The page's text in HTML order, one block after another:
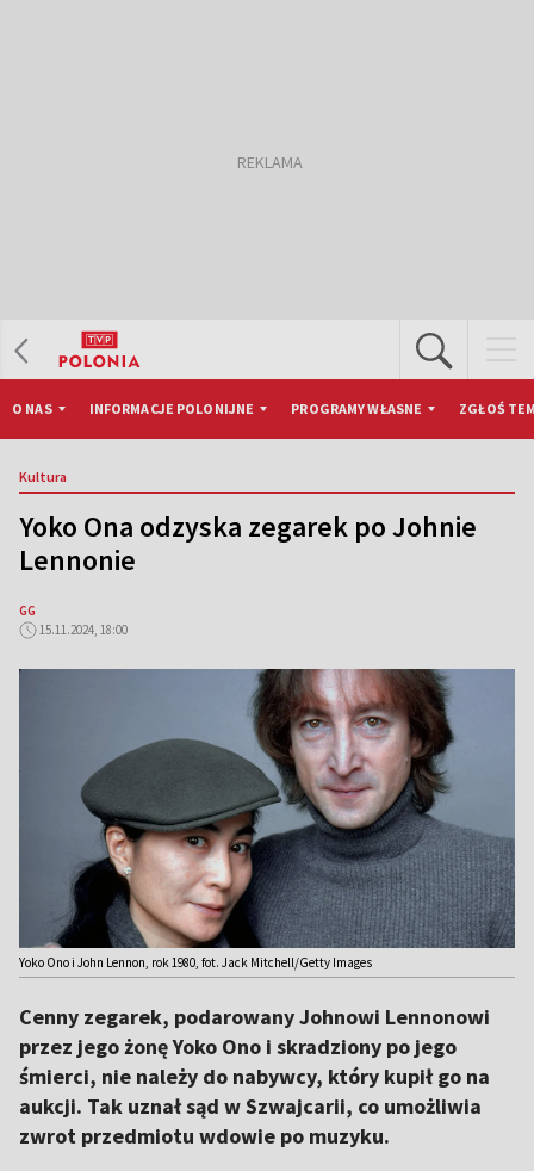
O NAS INFORMACJE POLONIJNE PROGRAMY WŁASNE ZGŁOŚ
Kultura
Yoko Ona odzyska zegarek po Johnie
Lennonie
GG
15.11.2024, 18:00
Yoko Ono i John Lennon, rok 1980, fot. Jack Mitchell/Getty Images
Cenny zegarek, podarowany Johnowi Lennonowi
przez jego żonę Yoko Ono i skradziony po jego
śmierci, nie należy do nabywcy, który kupił go na
aukcji. Tak uznał sąd w Szwajcarii, co umożliwia
zwrot przedmiotu wdowie po muzyku.